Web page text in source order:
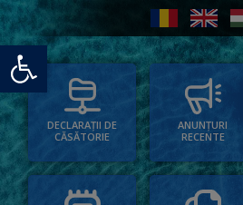
Deschide bara de unelte
DECLARAȚII DE
CĂSĂTORIE
ANUNȚURI
RECENTE